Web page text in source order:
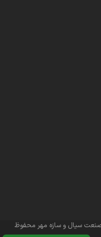
سیال و سازه مهر محفوظ